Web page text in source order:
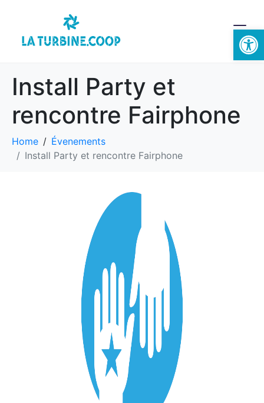
Ouvrir
Install Party et
rencontre Fairphone
Home
Évenements
Install Party et rencontre Fairphone